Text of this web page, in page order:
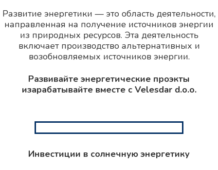
Развитие энергетики — это область деятельности,
направленная на получение источников энергии
из природных ресурсов. Эта деятельность
включает производство альтернативных и
возобновляемых источников энергии.
Развивайте энергетические проэкты
изарабатывайте вместе с Velesdar d.o.o.
Инвестиции в солнечную энергетику